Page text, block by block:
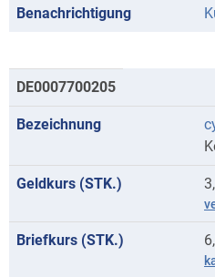
DE0007700205